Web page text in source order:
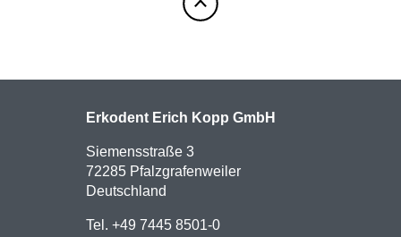
Erkodent Erich Kopp GmbH
Siemensstraße 3
72285 Pfalzgrafenweiler
Deutschland
Tel. +49 7445 8501-0